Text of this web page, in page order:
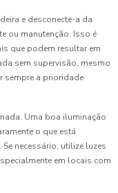
e desconecte-a da
ou manutenção. Isso é
que podem resultar em
sem supervisão, mesmo
sempre a prioridade
Uma boa iluminação
o que está
necessário, utilize luzes
em locais com